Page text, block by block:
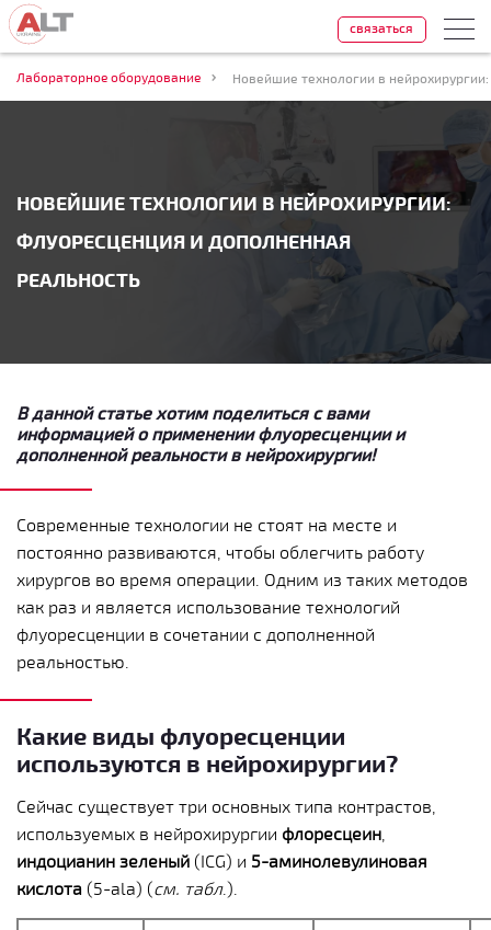
Лабораторное оборудование Новейшие технологии в
НОВЕЙШИЕ ТЕХНОЛОГИИ В НЕЙРОХИРУРГИИ:
ФЛУОРЕСЦЕНЦИЯ И ДОПОЛНЕННАЯ
РЕАЛЬНОСТЬ
связаться
В данной статье хотим поделиться с вами
информацией о применении флуоресценции и
дополненной реальности в нейрохирургии!
Современные технологии не стоят на месте и
постоянно развиваются, чтобы облегчить работу
хирургов во время операции. Одним из таких методов
как раз и является использование технологий
флуоресценции в сочетании с дополненной
реальностью.
Какие виды флуоресценции
используются в нейрохирургии?
Сейчас существует три основных типа контрастов,
используемых в нейрохирургии флоресцеин
индоцианин зеленый (ICG) и 5-аминолевулиновая
кислота (5-ala) (см. табл.).